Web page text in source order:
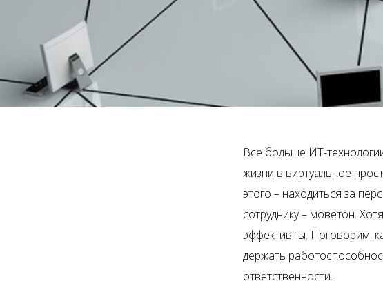
Все больше ИТ-
жизни в виртуальное
этого – находиться за
сотруднику – моветон.
эффективны. Поговорим,
держать
ответственности.